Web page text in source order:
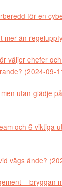
för en
mer än
väljer chefer
(2024-09-
utan glädje
och 6 viktiga
vägs ände?
– bryggan